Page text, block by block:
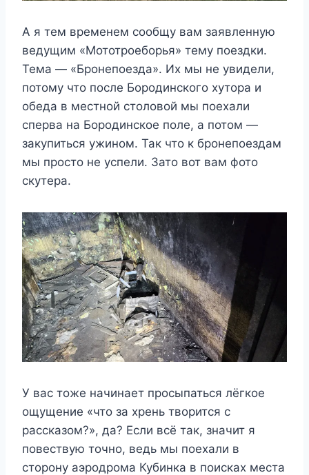
А я тем временем сообщу вам заявленную
ведущим «Мототроеборья» тему поездки.
Тема — «Бронепоезда». Их мы не увидели,
потому что после Бородинского хутора и
обеда в местной столовой мы поехали
сперва на Бородинское поле, а потом —
закупиться ужином. Так что к бронепоездам
мы просто не успели. Зато вот вам фото
скутера.
У вас тоже начинает просыпаться лёгкое
ощущение «что за хрень творится с
рассказом?», да? Если всё так, значит я
повествую точно, ведь мы поехали в
сторону аэродрома Кубинка в поисках места